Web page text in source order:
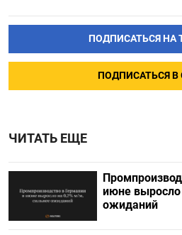
ПОДПИСАТЬСЯ НА
ПОДПИСАТЬСЯ В
ЧИТАТЬ ЕЩЕ
июне выросло
ожиданий